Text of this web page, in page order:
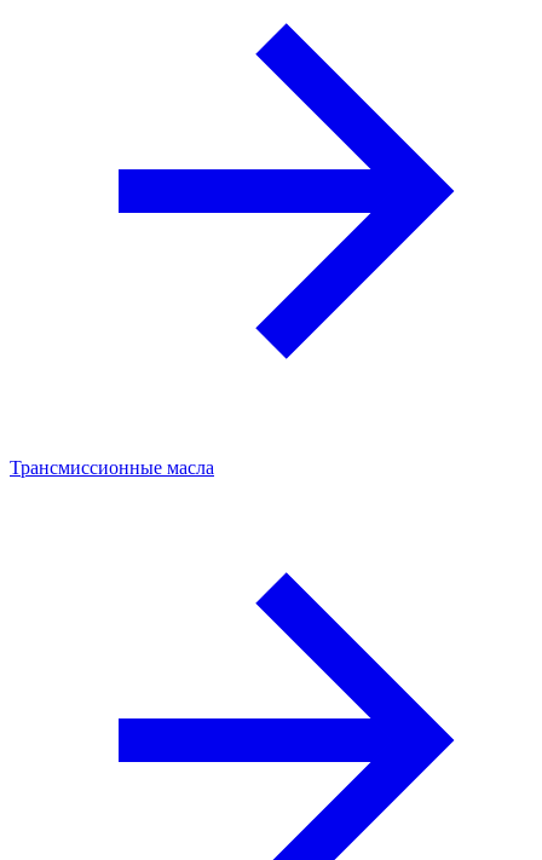
Трансмиссионные масла